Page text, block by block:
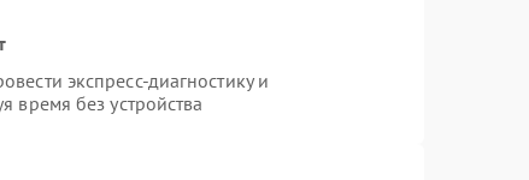
экспресс-диагностику и
время без устройства